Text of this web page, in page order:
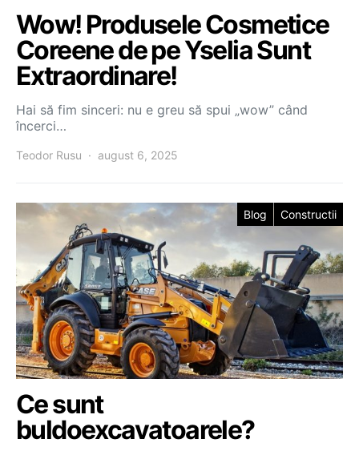
Wow! Produsele Cosmetice
Coreene de pe Yselia Sunt
Extraordinare!
Hai să fim sinceri: nu e greu să spui „wow” când
încerci…
Teodor Rusu august 6, 2025
Blog Constructii
Ce sunt
buldoexcavatoarele?